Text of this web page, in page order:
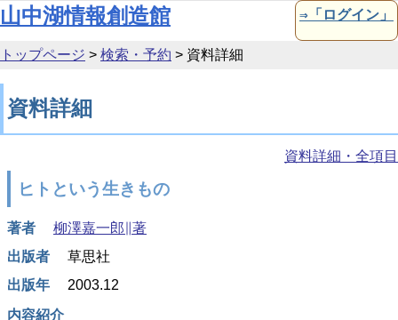
本文へ移動
山中湖情報創造館 ⇒「ログイン」
トップページ > 検索・予約 > 資料詳細
資料詳細
資料詳細・全項目
ヒトという生きもの
著者
柳澤嘉一郎∥著
出版者
草思社
出版年
2003.12
内容紹介